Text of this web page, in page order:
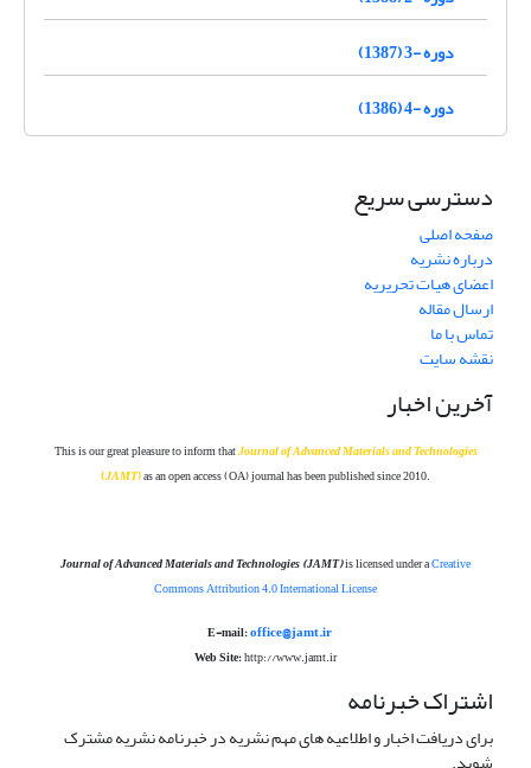
دوره -3 (1387)
دوره -4 (1386)
دسترسی سریع
صفحه اصلی
درباره نشریه
اعضای هیات تحریریه
ارسال مقاله
تماس با ما
نقشه سایت
آخرین اخبار
This is our great pleasure to inform thatJournal of Advanced Materials and Technologies
(JAMT)as an open access (OA) journal has been published since 2010.
Journal of Advanced Materials and Technologies(JAMT)is licensed under aCreative
Commons Attribution 4.0 International License
E-mail:office@jamt.ir
Web Site:http://www.jamt.ir
اشتراک خبرنامه
برای دریافت اخبار و اطلاعیه های مهم نشریه در خبرنامه نشریه مشترک